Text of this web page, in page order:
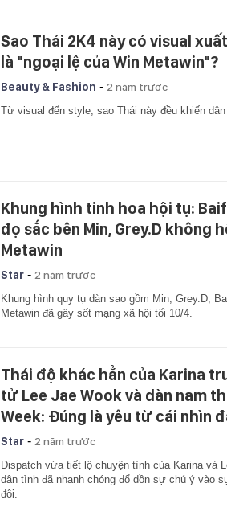
Sao Thái 2K4 này có visual
là "ngoại lệ của Win Metawin"?
Beauty & Fashion - 2 năm trước
Từ visual đến style, sao Thái này đều khiến
Khung hình tinh hoa hội tụ:
đọ sắc bên Min, Grey.D không
Metawin
Star - 2 năm trước
Khung hình quy tụ dàn sao gồm Min, Grey.D,
Metawin đã gây sốt mạng xã hội tối 10/4.
Thái độ khác hẳn của Karina
tử Lee Jae Wook và dàn nam
Week: Đúng là yêu từ cái nhìn
Star - 2 năm trước
Dispatch vừa tiết lộ chuyện tình của Karina và
dân tình đã nhanh chóng đổ dồn sự chú ý vào
đôi.